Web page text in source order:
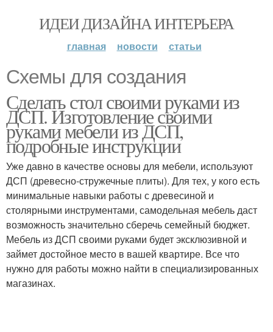
ИДЕИ ДИЗАЙНА ИНТЕРЬЕРА
главная новости статьи
Схемы для создания
Сделать стол своими руками из
ДСП. Изготовление своими
руками мебели из ДСП,
подробные инструкции
Уже давно в качестве основы для мебели, используют
ДСП (древесно-стружечные плиты). Для тех, у кого есть
минимальные навыки работы с древесиной и
столярными инструментами, самодельная мебель даст
возможность значительно сберечь семейный бюджет.
Мебель из ДСП своими руками будет эксклюзивной и
займет достойное место в вашей квартире. Все что
нужно для работы можно найти в специализированных
магазинах.